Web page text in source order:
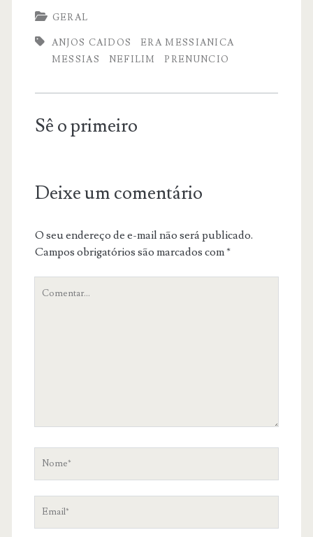
GERAL
ANJOS CAIDOS
ERA MESSIANICA
MESSIAS
NEFILIM PRENUNCIO
Sê o primeiro
Deixe um comentário
O seu endereço de e-mail não será publicado.
Campos obrigatórios são marcados com*
Nome